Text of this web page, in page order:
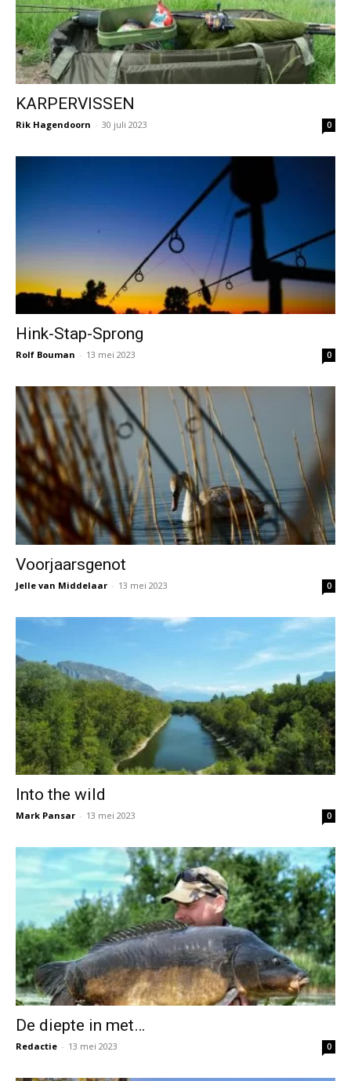
KARPERVISSEN
Rik Hagendoorn - 30 juli 2023 0
Hink-Stap-Sprong
Rolf Bouman - 13 mei 2023 0
Voorjaarsgenot
Jelle van Middelaar - 13 mei 2023 0
Into the wild
Mark Pansar - 13 mei 2023 0
De diepte in met…
Redactie - 13 mei 2023 0